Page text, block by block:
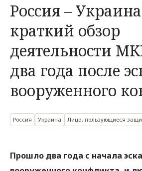
Россия –
краткий обзор
деятельности
два года после
вооруженного
Россия Украина Лица, пользующиеся
Прошло два года с начала